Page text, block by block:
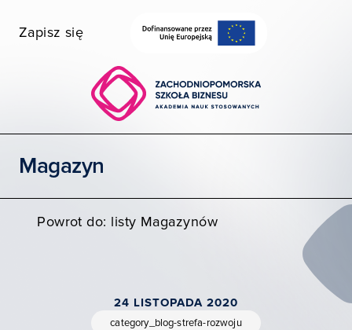
Zapisz się
Wybierz wydział
Uczelnia dostępna
STUDIA I SZKOLENIA
Magazyn
Powrot do: listy Magazynów
24 LISTOPADA 2020
category_blog-strefa-rozwoju